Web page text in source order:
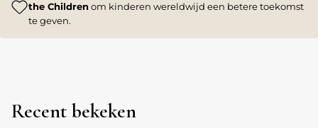
the Children om kinderen wereldwijd een betere toekomst
te geven.
Recent bekeken